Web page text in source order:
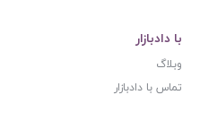
با دادبازار
وبلاگ
تماس با دادبازار